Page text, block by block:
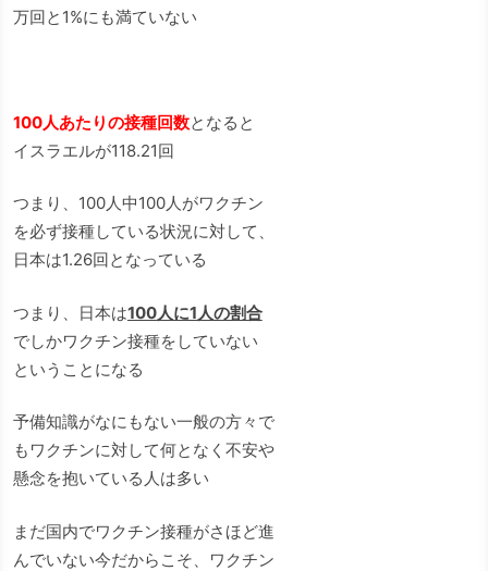
万回と1%にも満ていない
100人あたりの接種回数となると
イスラエルが118.21回
つまり、100人中100人がワクチン
を必ず接種している状況に対して、
日本は1.26回となっている
つまり、日本は100人に1人の割合
でしかワクチン接種をしていない
ということになる
予備知識がなにもない一般の方々で
もワクチンに対して何となく不安や
懸念を抱いている人は多い
まだ国内でワクチン接種がさほど進
んでいない今だからこそ、ワクチン